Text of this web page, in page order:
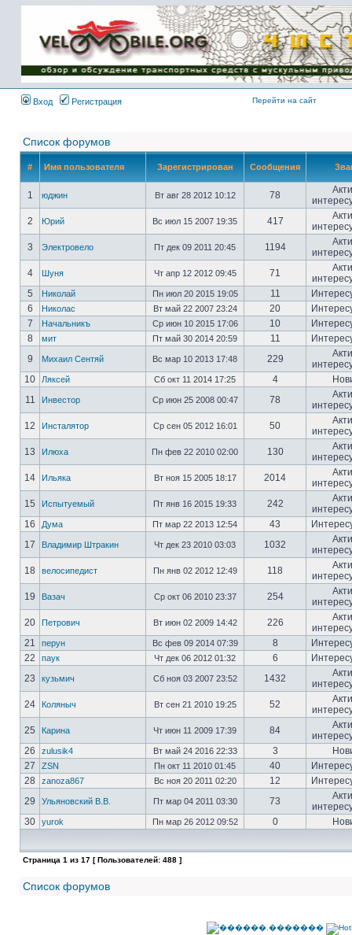
Имя пользователя:
Пароль:
{ LOG_ME_IN_SHORT
}
Вход
Регистрация Перейти на сайт
Список форумов
# Имя пользователя Зарегистрирован Сообщения
1 юджин Вт авг 28 2012 10:12 78
2
Юрий Вс июл 15 2007 19:35 417
3
Электровело Пт дек 09 2011 20:45 1194
4
Шуня Чт апр 12 2012 09:45 71
5
Николай Пн июл 20 2015 19:05 11
6
Николас Вт май 22 2007 23:24 20
7
Начальникъ Ср июн 10 2015 17:06 10
8
мит Пт май 30 2014 20:59 11
9
Михаил Сентяй Вс мар 10 2013 17:48 229
10
Ляксей Сб окт 11 2014 17:25 4
11
Инвестор Ср июн 25 2008 00:47 78
12
Инсталятор Ср сен 05 2012 16:01 50
13
Илюха Пн фев 22 2010 02:00 130
14
Ильяка Вт ноя 15 2005 18:17 2014
15
Испытуемый Пт янв 16 2015 19:33 242
16
Дума Пт мар 22 2013 12:54 43
17
Владимир Штракин Чт дек 23 2010 03:03 1032
18
велосипедист Пн янв 02 2012 12:49 118
19
Вазач Ср окт 06 2010 23:37 254
20
Петрович Вт июн 02 2009 14:42 226
21
перун Вс фев 09 2014 07:39 8
22
паук Чт дек 06 2012 01:32 6
23
кузьмич Сб ноя 03 2007 23:52 1432
24
Коляныч Вт сен 21 2010 19:25 52
25
Карина Чт июн 11 2009 17:39 84
26
zulusik4 Вт май 24 2016 22:33 3
27
ZSN Пн окт 11 2010 01:45 40
28
zanoza867 Вс ноя 20 2011 02:20 12
29
Ульяновский В.В. Пт мар 04 2011 03:30 73
30
yurok Пн мар 26 2012 09:52 0
Страница 1 из 17 [ Пользователей: 488 ]
Список форумов